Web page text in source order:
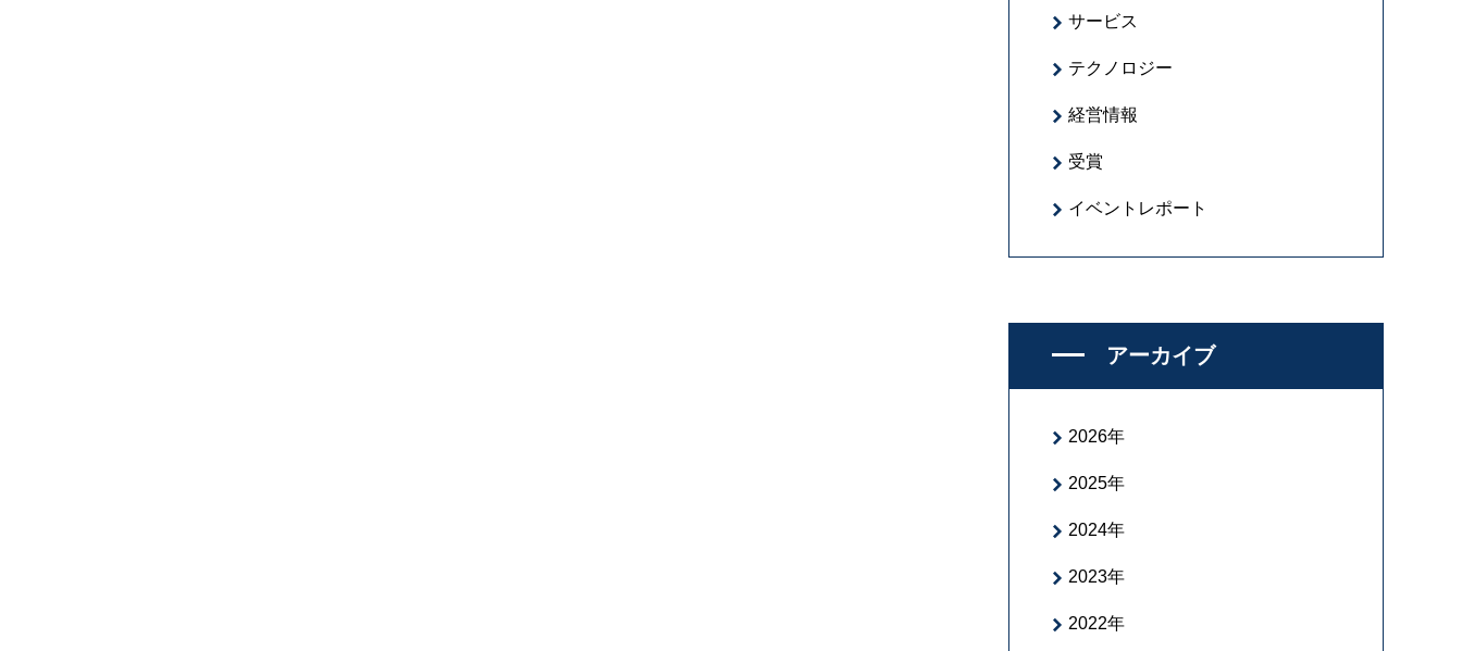
サービス
テクノロジー
経営情報
受賞
イベントレポート
アーカイブ
2026年
2025年
2024年
2023年
2022年